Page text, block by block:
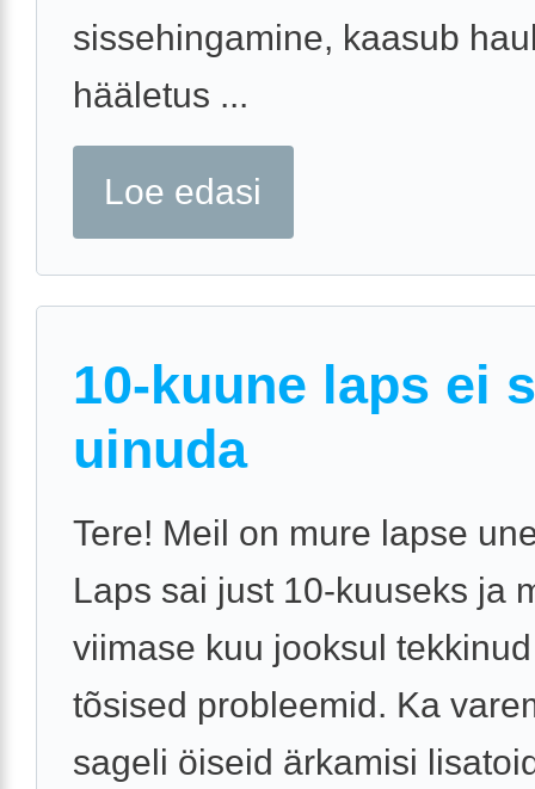
sissehingamine, kaasub
hääletus ...
Loe edasi
10-kuune laps ei
uinuda
Tere! Meil on mure lapse
Laps sai just 10-kuuseks ja
viimase kuu jooksul
tõsised probleemid. Ka
sageli öiseid ärkamisi